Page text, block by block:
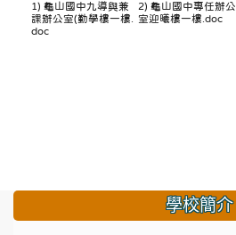
1) 龜山國中九導與兼
課辦公室(勤學樓一樓.
doc
2) 龜山國中專任辦公
室迎曦樓一樓.doc
學校簡介